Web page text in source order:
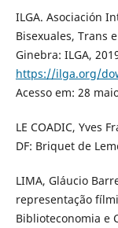
ILGA. Asociación
Bisexuales, Trans
Ginebra: ILGA,
https://ilga.org/
Acesso em: 28
LE COADIC, Yves
DF: Briquet de
LIMA, Gláucio
representação
Biblioteconomia e